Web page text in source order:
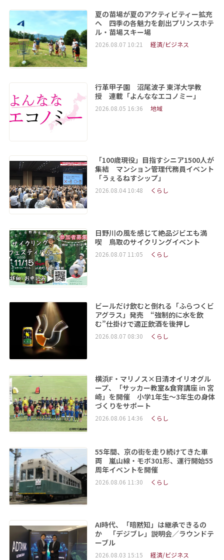
夏の苗場が夏のアクティビティー拡充
へ 四季の各魅力を創出プリンスホテ
ル・苗場スキー場
2026.08.07 10:21 経済/ビジネス
行革甲子園 沼尾波子 東洋大学教
授 連載「よんななエコノミー」
2026.08.05 16:36 地域
「100歳現役」目指すシニア1500人が
集結 マンション管理代務員イベント
「うぇるねすシップ」
2026.08.04 10:48 くらし
日野川の風を感じて絶品ジビエも満
喫 鳥取のサイクリングイベント
2026.08.07 11:05 くらし
ビールだけ飲むと倒れる「ふらつくビ
アグラス」発売 “強制的に水を飲
む”仕掛けで適正飲酒を後押し
2026.08.07 08:30 くらし
横浜F・マリノス×日清オイリオグル
ープ、「サッカー教室&食育講座 in 宮
崎」を開催 小学1年生～3年生の身体
づくりをサポート
2026.08.06 14:36 くらし
55年間、京の街を走り続けてきた車
両 嵐山線・モボ301形、運行開始55
周年イベントを開催
2026.08.06 11:30 くらし
AI時代、「暗黙知」は継承できるの
か 「デジブレ」説明会／ラウンドテ
ーブル
2026.08.03 15:15 経済/ビジネス